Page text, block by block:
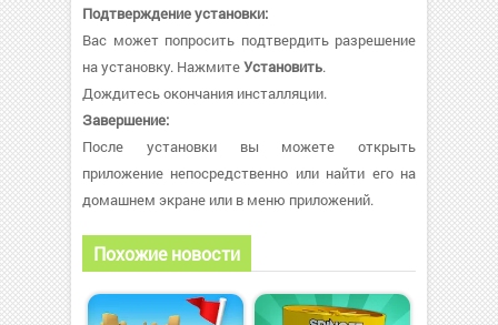
Подтверждение установки:
Вас может попросить подтвердить разрешение
на установку. НажмитеУстановить.
Дождитесь окончания инсталляции.
Завершение:
После установки вы можете открыть
приложение непосредственно или найти его на
домашнем экране или в меню приложений.
Похожие новости